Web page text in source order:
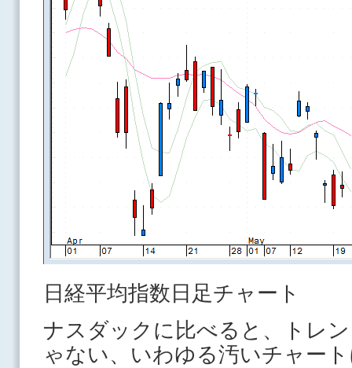
日経平均指数日足チャート
ナスダックに比べると、トレ
ゃない、いわゆる汚いチャー